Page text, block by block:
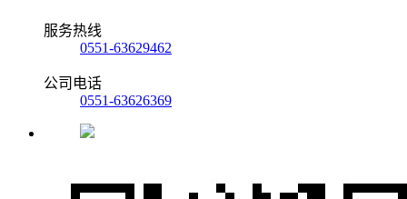
服务热线
0551-63629462
公司电话
0551-63626369